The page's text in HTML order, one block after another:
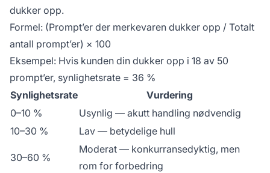
dukker opp.
Formel: (Prompt’er der merkevaren dukker opp / Totalt
antall prompt’er) × 100
Eksempel: Hvis kunden din dukker opp i 18 av 50
prompt’er, synlighetsrate = 36 %
Synlighetsrate
Vurdering
0–10 %
Usynlig — akutt handling nødvendig
10–30 %
Lav — betydelige hull
30–60 %
Moderat — konkurransedyktig, men
rom for forbedring